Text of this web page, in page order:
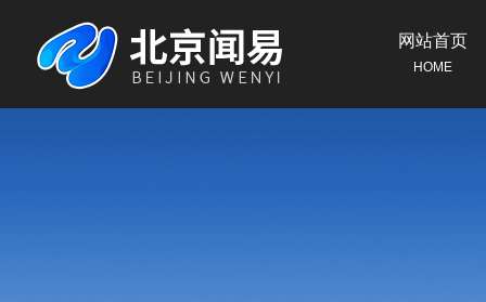
网站首页
HOME